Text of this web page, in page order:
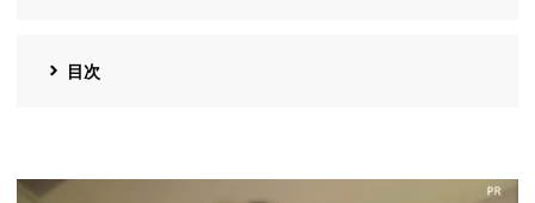
目次
https://pcmax.jp/lp/?